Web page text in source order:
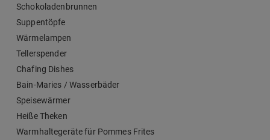
Schokoladenbrunnen
Suppentöpfe
Wärmelampen
Tellerspender
Chafing Dishes
Bain-Maries / Wasserbäder
Speisewärmer
Heiße Theken
Warmhaltegeräte für Pommes Frites